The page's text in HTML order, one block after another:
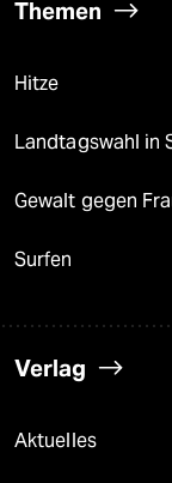
Themen
Hitze
Landtagswahl in
Gewalt gegen
Surfen
Verlag
Aktuelles